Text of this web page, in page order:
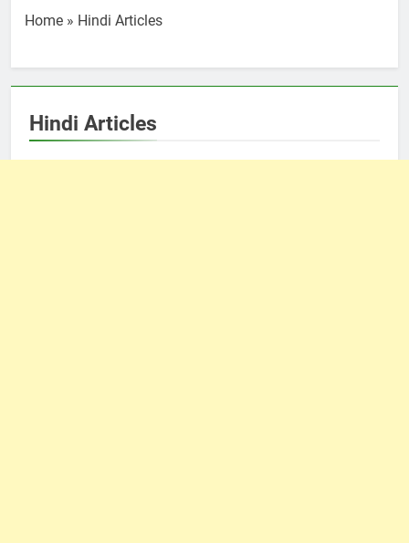
Home » Hindi Articles
Hindi Articles